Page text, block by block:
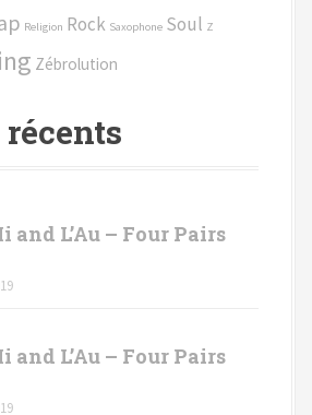
Religion Rock Saxophone Soul Z
Zébrolution
and L’Au – Four Pairs
and L’Au – Four Pairs